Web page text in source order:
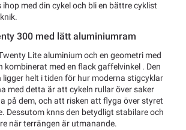
med din cykel och bli en bättre cyklist
300 med lätt aluminiumram
Lite aluminium och en geometri med
kombinerat med en flack gaffelvinkel . Den
helt i tiden för hur moderna stigcyklar
med detta är att cykeln rullar över saker
på dem, och att risken att flyga över styret
Dessutom knns den betydligt stabilare och
när terrängen är utmanande.